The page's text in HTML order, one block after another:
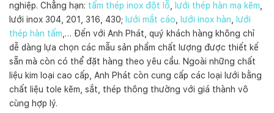
nghiệp. Chẳng hạn: tấm thép inox đột lỗ, lưới thép hàn mạ kẽm,
lưới inox 304, 201, 316, 430; lưới mắt cáo, lưới inox hàn, lưới
thép hàn tấm,… Đến với Anh Phát, quý khách hàng không chỉ
dễ dàng lựa chọn các mẫu sản phẩm chất lượng được thiết kế
sẵn mà còn có thể đặt hàng theo yêu cầu. Ngoài những chất
liệu kim loại cao cấp, Anh Phát còn cung cấp các loại lưới bằng
chất liệu tole kẽm, sắt, thép thông thường với giá thành vô
cùng hợp lý.